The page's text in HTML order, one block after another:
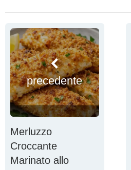
precedente
Merluzzo
Croccante
Marinato allo